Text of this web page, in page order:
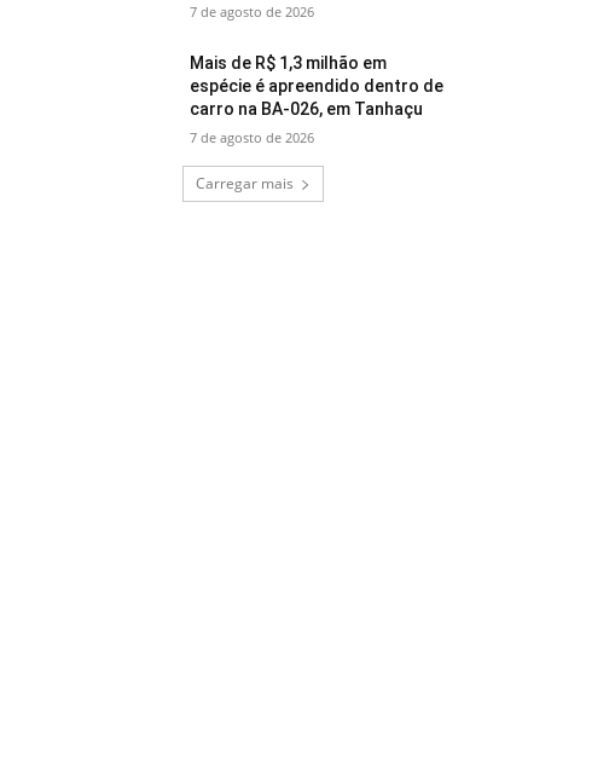
7 de agosto de 2026
Mais de R$ 1,3 milhão em
espécie é apreendido dentro de
carro na BA-026, em Tanhaçu
7 de agosto de 2026
Carregar mais